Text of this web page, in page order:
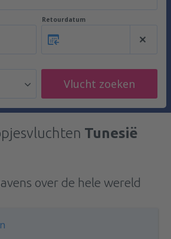
Retourdatum
Vlucht zoeken
Tunesië
over de hele wereld